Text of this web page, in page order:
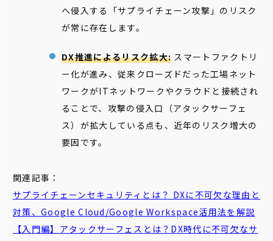
へ侵入する「サプライチェーン攻撃」のリスク
が常に存在します。
DX推進によるリスク拡大: スマートファクトリ
ー化が進み、従来クローズドだった工場ネット
ワークがITネットワークやクラウドと接続され
ることで、攻撃の侵入口（アタックサーフェ
ス）が拡大している点も、近年のリスク増大の
要因です。
関連記事：
サプライチェーンセキュリティとは？ DXに不可欠な理由と
対策、Google Cloud/Google Workspace活用法を解説
【入門編】 アタックサーフェス とは？DX時代に不可欠なサ